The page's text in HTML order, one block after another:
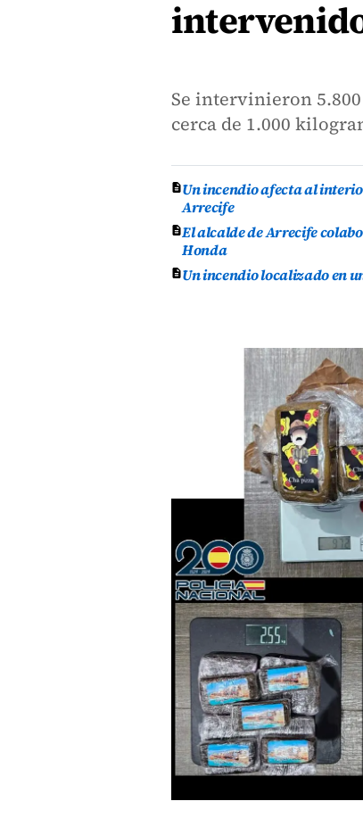
Se intervinieron
cerca de 1.000
Un incendio afecta al
Arrecife
El alcalde de Arrecife
Honda
Un incendio localizado en